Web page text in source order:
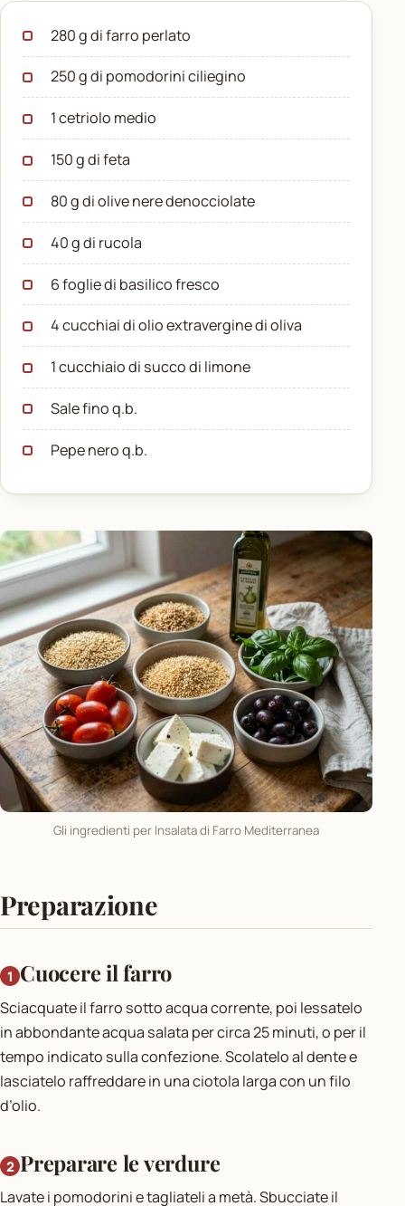
280 g di farro perlato
250 g di pomodorini ciliegino
1 cetriolo medio
150 g di feta
80 g di olive nere denocciolate
40 g di rucola
6 foglie di basilico fresco
4 cucchiai di olio extravergine di oliva
1 cucchiaio di succo di limone
Sale fino q.b.
Pepe nero q.b.
Gli ingredienti per Insalata di Farro Mediterranea
Preparazione
Cuocere il farro
Sciacquate il farro sotto acqua corrente, poi lessatelo
in abbondante acqua salata per circa 25 minuti, o per il
tempo indicato sulla confezione. Scolatelo al dente e
lasciatelo raffreddare in una ciotola larga con un filo
d’olio.
Preparare le verdure
Lavate i pomodorini e tagliateli a metà. Sbucciate il